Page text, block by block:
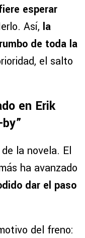
esperar
Así, la
de toda la
el salto
en Erik
la novela. El
ha avanzado
dar el paso
del freno: